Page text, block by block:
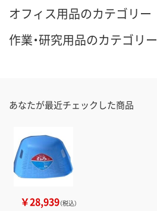
オフィス用品のカテゴリー
作業・研究用品のカテゴリー
あなたが最近チェックした商品
￥28,939（税込）